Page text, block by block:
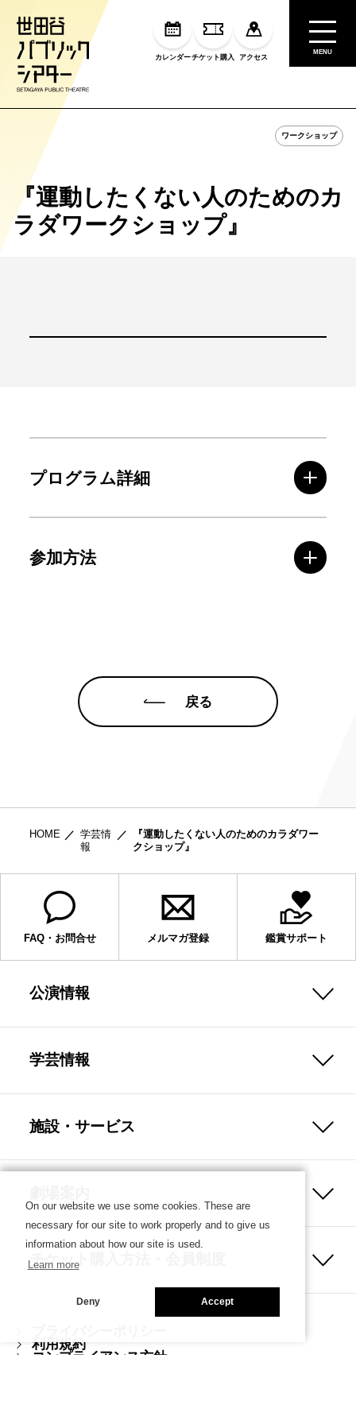
カレンダーチケット購入 アクセス
MENU
ワークショップ
『運動したくない人のためのカ
ラダワークショップ』
プログラム詳細
参加方法
戻る
HOME
学芸情
報
『運動したくない人のためのカラダワー
クショップ』
FAQ・お問合せ メルマガ登録 鑑賞サポート
公演情報
学芸情報
施設・サービス
チケット購入方法・会員制度
利用規約
コンプライアンス方針
On our website we use some cookies. These are
necessary for our site to work properly and to give us
information about how our site is used.
Learn more
Deny Accept